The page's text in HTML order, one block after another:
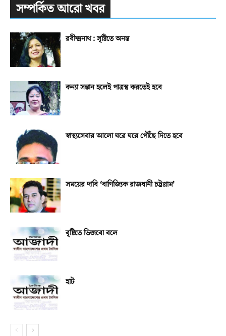
সম্পর্কিত আরো খবর
রবীন্দ্রনাথ : সৃষ্টিতে অনন্ত
কন্যা সন্তান হলেই পাত্রস্থ করতেই হবে
স্বাস্থ্যসেবার আলো ঘরে ঘরে পৌঁছে দিতে হবে
সময়ের দাবি ‘বাণিজ্যিক রাজধানী চট্টগ্রাম’
বৃষ্টিতে ভিজবো বলে
হাট